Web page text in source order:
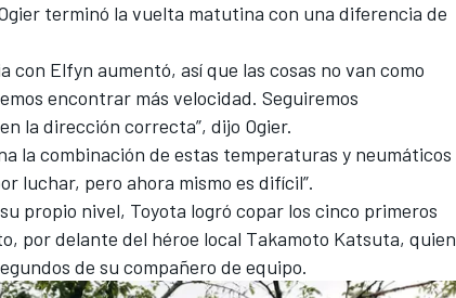
terminó la vuelta matutina con una diferencia de
con Elfyn aumentó, así que las cosas no van como
encontrar más velocidad. Seguiremos
la dirección correcta”, dijo Ogier.
la combinación de estas temperaturas y neumáticos
luchar, pero ahora mismo es difícil”.
propio nivel, Toyota logró copar los cinco primeros
por delante del héroe local Takamoto Katsuta, quien
de su compañero de equipo.